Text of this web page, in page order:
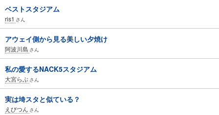
ベストスタジアム
ris1 さん
アウェイ側から見る美しい夕焼け
阿波川島 さん
私の愛するNACK5スタジアム
大宮らぶ さん
実は埼スタと似ている？
えびつん さん